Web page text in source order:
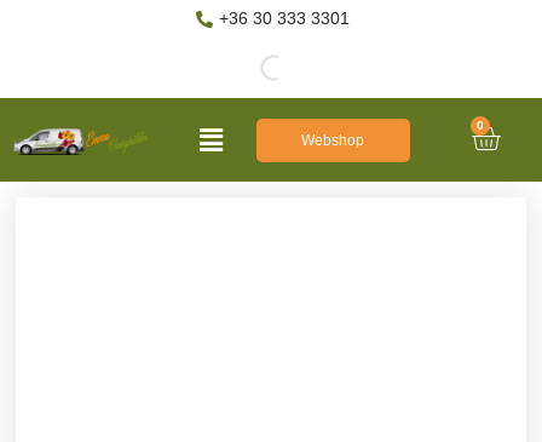
+36 30 333 3301
Webshop
0